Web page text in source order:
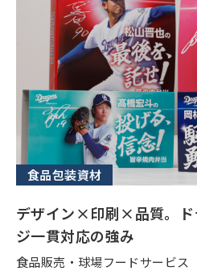
食品包装資材
デザイン×印刷×品質。ド
ジ一貫対応の強み
食品販売・球場フードサービス